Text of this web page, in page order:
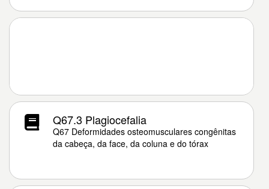
Q67.3 Plagiocefalia
Q67 Deformidades osteomusculares congênitas
da cabeça, da face, da coluna e do tórax